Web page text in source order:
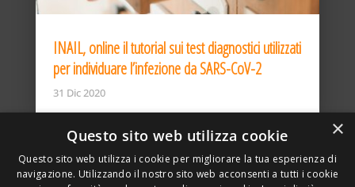
INAIL, online il tutorial sui test diagnostici utilizzati
per individuare l’infezione da SARS-CoV-2
31 Dic 2020
×
Questo sito web utilizza cookie
Questo sito web utilizza i cookie per migliorare la tua esperienza di
navigazione. Utilizzando il nostro sito web acconsenti a tutti i cookie